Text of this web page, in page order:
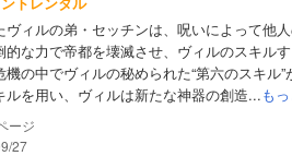
ヴィルの弟・セッチンは、呪いによって他
な力で帝都を壊滅させ、ヴィルのスキルす
機の中でヴィルの秘められた“第六のスキル
ルを用い、ヴィルは新たな神器の創造...も
27